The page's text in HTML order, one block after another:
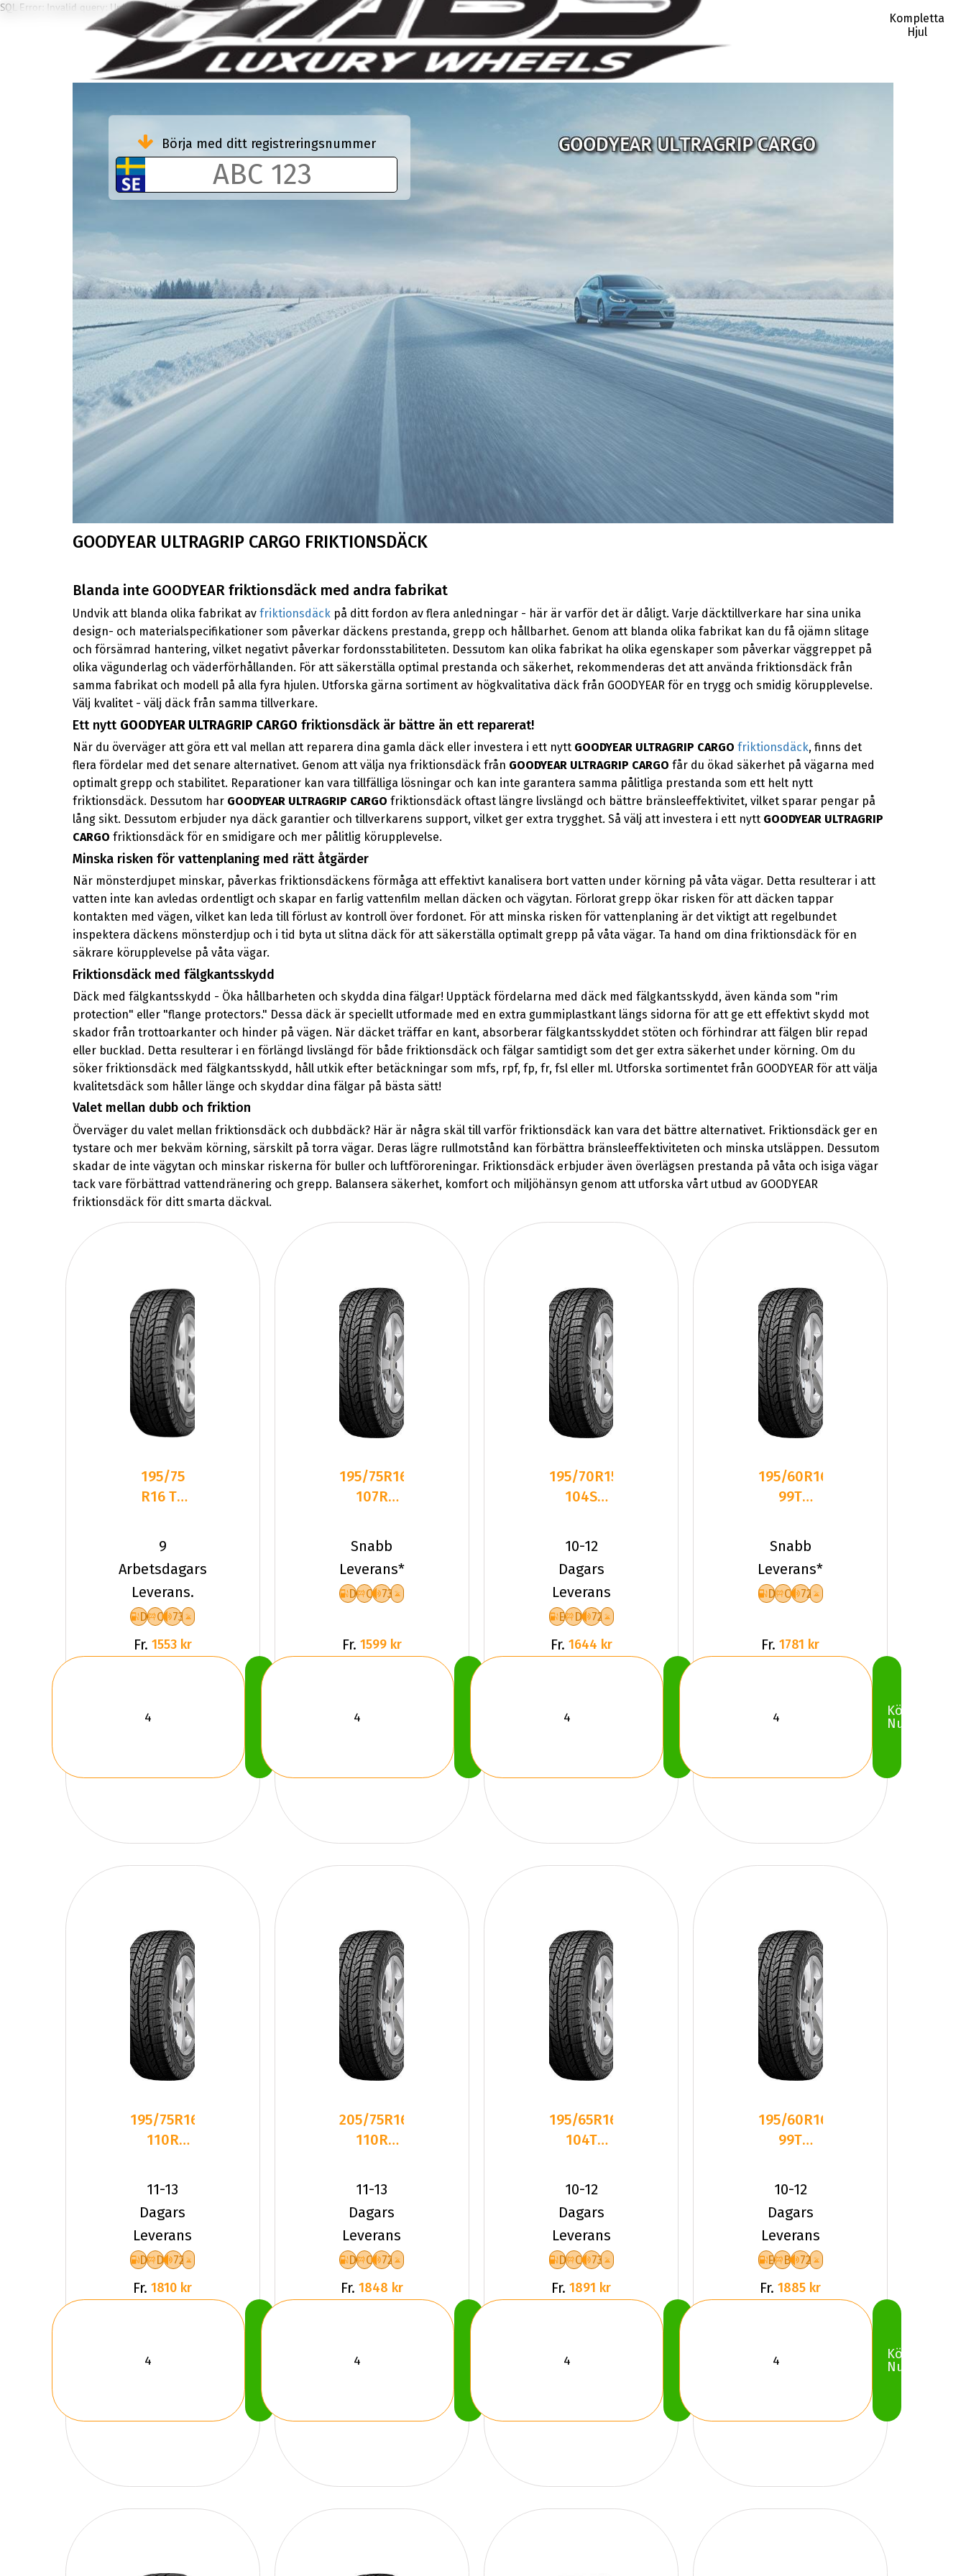
Kompletta
Hjul
SQL Error: Invalid query: Unknown column 'ULT' in 'where clause'
Börja med ditt registreringsnummer
GOODYEAR ULTRAGRIP CARGO FRIKTIONSDÄCK
Blanda inte GOODYEAR friktionsdäck med andra fabrikat
Undvik att blanda olika fabrikat av friktionsdäckpå ditt fordon av flera anledningar - här är varför det är dåligt. Varje däcktillverkare har sina unika
design- och materialspecifikationer som påverkar däckens prestanda, grepp och hållbarhet. Genom att blanda olika fabrikat kan du få ojämn slitage
och försämrad hantering, vilket negativt påverkar fordonsstabiliteten. Dessutom kan olika fabrikat ha olika egenskaper som påverkar väggreppet på
olika vägunderlag och väderförhållanden. För att säkerställa optimal prestanda och säkerhet, rekommenderas det att använda friktionsdäck från
samma fabrikat och modell på alla fyra hjulen. Utforska gärna sortiment av högkvalitativa däck från GOODYEAR för en trygg och smidig körupplevelse.
Välj kvalitet - välj däck från samma tillverkare.
Ett nytt GOODYEAR ULTRAGRIP CARGO friktionsdäck är bättre än ett reparerat!
När du överväger att göra ett val mellan att reparera dina gamla däck eller investera i ett nytt GOODYEAR ULTRAGRIP CARGO friktionsdäck, finns det
flera fördelar med det senare alternativet. Genom att välja nya friktionsdäck från GOODYEAR ULTRAGRIP CARGO får du ökad säkerhet på vägarna med
optimalt grepp och stabilitet. Reparationer kan vara tillfälliga lösningar och kan inte garantera samma pålitliga prestanda som ett helt nytt
friktionsdäck. Dessutom har GOODYEAR ULTRAGRIP CARGO friktionsdäck oftast längre livslängd och bättre bränsleeffektivitet, vilket sparar pengar på
lång sikt. Dessutom erbjuder nya däck garantier och tillverkarens support, vilket ger extra trygghet. Så välj att investera i ett nytt GOODYEAR ULTRAGRIP
CARGO friktionsdäck för en smidigare och mer pålitlig körupplevelse.
Minska risken för vattenplaning med rätt åtgärder
När mönsterdjupet minskar, påverkas friktionsdäckens förmåga att effektivt kanalisera bort vatten under körning på våta vägar. Detta resulterar i att
vatten inte kan avledas ordentligt och skapar en farlig vattenfilm mellan däcken och vägytan. Förlorat grepp ökar risken för att däcken tappar
kontakten med vägen, vilket kan leda till förlust av kontroll över fordonet. För att minska risken för vattenplaning är det viktigt att regelbundet
inspektera däckens mönsterdjup och i tid byta ut slitna däck för att säkerställa optimalt grepp på våta vägar. Ta hand om dina friktionsdäck för en
säkrare körupplevelse på våta vägar.
Friktionsdäck med fälgkantsskydd
Däck med fälgkantsskydd - Öka hållbarheten och skydda dina fälgar! Upptäck fördelarna med däck med fälgkantsskydd, även kända som "rim
protection" eller "flange protectors." Dessa däck är speciellt utformade med en extra gummiplastkant längs sidorna för att ge ett effektivt skydd mot
skador från trottoarkanter och hinder på vägen. När däcket träffar en kant, absorberar fälgkantsskyddet stöten och förhindrar att fälgen blir repad
eller bucklad. Detta resulterar i en förlängd livslängd för både friktionsdäck och fälgar samtidigt som det ger extra säkerhet under körning. Om du
söker friktionsdäck med fälgkantsskydd, håll utkik efter betäckningar som mfs, rpf, fp, fr, fsl eller ml. Utforska sortimentet från GOODYEAR för att välja
kvalitetsdäck som håller länge och skyddar dina fälgar på bästa sätt!
Valet mellan dubb och friktion
Överväger du valet mellan friktionsdäck och dubbdäck? Här är några skäl till varför friktionsdäck kan vara det bättre alternativet. Friktionsdäck ger en
tystare och mer bekväm körning, särskilt på torra vägar. Deras lägre rullmotstånd kan förbättra bränsleeffektiviteten och minska utsläppen. Dessutom
skadar de inte vägytan och minskar riskerna för buller och luftföroreningar. Friktionsdäck erbjuder även överlägsen prestanda på våta och isiga vägar
tack vare förbättrad vattendränering och grepp. Balansera säkerhet, komfort och miljöhänsyn genom att utforska vårt utbud av GOODYEAR
friktionsdäck för ditt smarta däckval.
195/75
R16 TL
ULTRAGRIP
CARGO
9
Arbetsdagars
Leverans.
D C 73
Fr. 1553 kr
195/75R16C
107R
ULTRAGRIP
CARG
Snabb
Leverans*
D C 73
Fr. 1599 kr
195/70R15C
104S
ULTRAGRIP
CARG
10-12
Dagars
Leverans
E D 72
Fr. 1644 kr
195/60R16C
99T
ULTRAGRIP
CARGO
Snabb
Leverans*
D C 72
Fr. 1781 kr
Köp
Nu
195/75R16C
110R
ULTRAGRIP
CARG
11-13
Dagars
Leverans
D D 72
Fr. 1810 kr
205/75R16C
110R
ULTRAGRIP
CARG
11-13
Dagars
Leverans
D C 72
Fr. 1848 kr
195/65R16C
104T
ULTRAGRIP
CARG
10-12
Dagars
Leverans
D C 73
Fr. 1891 kr
195/60R16C
99T
ULTRAGRIP
CARGO
10-12
Dagars
Leverans
E B 72
Fr. 1885 kr
Köp
Nu